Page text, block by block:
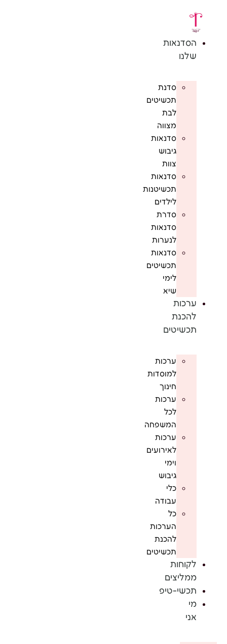
הסדנאות
שלנו
סדנת
תכשיטים
לבת
מצווה
סדנאות
גיבוש
צוות
סדנאות
תכשיטנות
לילדים
סדרת
סדנאות
לנערות
סדנאות
תכשיטים
לימי
שיא
ערכות
להכנת
תכשיטים
ערכות
למוסדות
חינוך
ערכות
לכל
המשפחה
ערכות
לאירועים
וימי
גיבוש
כלי
עבודה
כל
הערכות
להכנת
תכשיטים
לקוחות
ממליצים
תכשי-טיפ
מי
אני